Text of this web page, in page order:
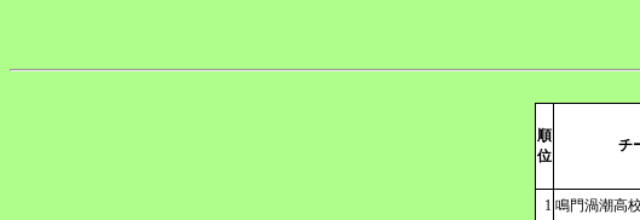
順
位
チ
1 鳴門渦潮高